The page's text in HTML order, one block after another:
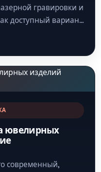
гравировки и
доступный вариант
ювелирных
современный,